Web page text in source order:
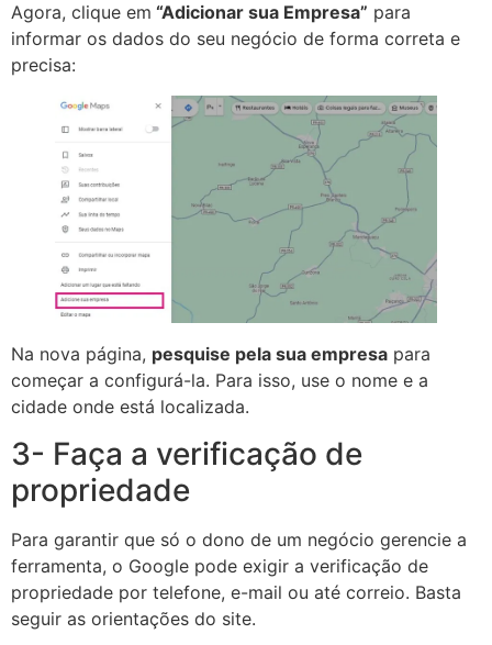
Agora, clique em “Adicionar sua Empresa” para
informar os dados do seu negócio de forma correta e
precisa:
Na nova página, pesquise pela sua empresa para
começar a configurá-la. Para isso, use o nome e a
cidade onde está localizada.
3- Faça a verificação de
propriedade
Para garantir que só o dono de um negócio gerencie a
ferramenta, o Google pode exigir a verificação de
propriedade por telefone, e-mail ou até correio. Basta
seguir as orientações do site.